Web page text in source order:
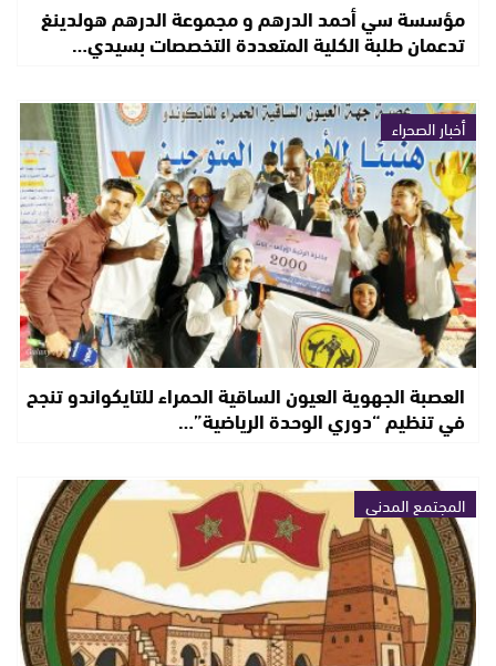
مؤسسة سي أحمد الدرهم و مجموعة الدرهم هولدينغ
تدعمان طلبة الكلية المتعددة التخصصات بسيدي…
أخبار الصحراء
العصبة الجهوية العيون الساقية الحمراء للتايكواندو تنجح
في تنظيم “دوري الوحدة الرياضية”…
المجتمع المدني